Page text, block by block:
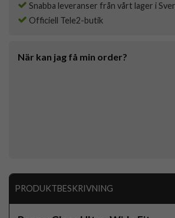
Snabba leveranser från vårt lager i
Officiell Tele2-butik
När kan jag få min order?
PRODUKTBESKRIVNING